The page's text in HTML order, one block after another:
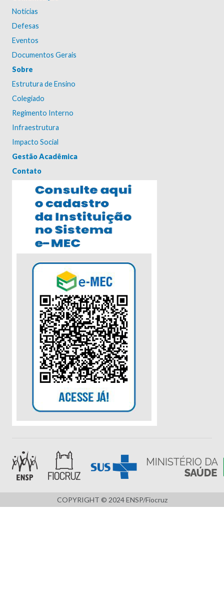
Notícias
Defesas
Eventos
Documentos Gerais
Sobre
Estrutura de Ensino
Colegiado
Regimento Interno
Infraestrutura
Impacto Social
Gestão Acadêmica
Contato
COPYRIGHT © 2024 ENSP/Fiocruz